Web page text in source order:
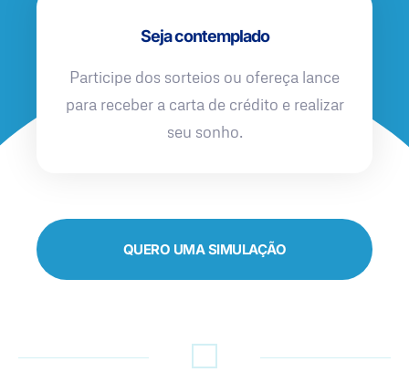
Seja contemplado
Participe dos sorteios ou ofereça lance
para receber a carta de crédito e realizar
seu sonho.
QUERO UMA SIMULAÇÃO